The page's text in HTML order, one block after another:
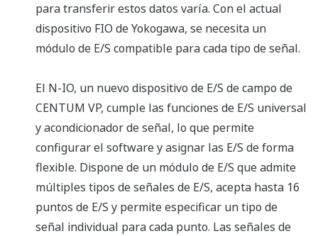
para transferir estos datos varía. Con el actual
dispositivo FIO de Yokogawa, se necesita un
módulo de E/S compatible para cada tipo de señal.
El N-IO, un nuevo dispositivo de E/S de campo de
CENTUM VP, cumple las funciones de E/S universal
y acondicionador de señal, lo que permite
configurar el software y asignar las E/S de forma
flexible. Dispone de un módulo de E/S que admite
múltiples tipos de señales de E/S, acepta hasta 16
puntos de E/S y permite especificar un tipo de
señal individual para cada punto. Las señales de